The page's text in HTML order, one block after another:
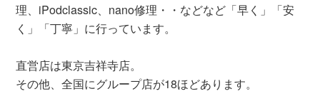
理、iPodclassic、nano修理・・などなど「早く」「安
く」「丁寧」に行っています。
直営店は東京吉祥寺店。
その他、全国にグループ店が18ほどあります。